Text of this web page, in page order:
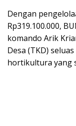
Dengan
Rp319.100.000,
komando Arik
Desa (TKD)
hortikultura yang